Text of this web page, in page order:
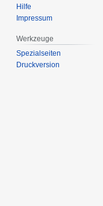
Hilfe
Impressum
Werkzeuge
Spezialseiten
Druckversion